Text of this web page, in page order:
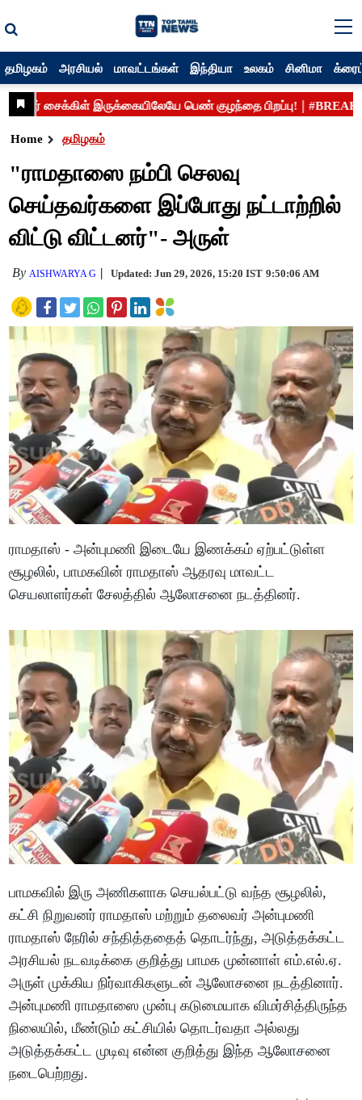
தமிழகம் அரசியல் மாவட்டங்கள் இந்தியா உலகம் சினிமா
Home தமிழகம்
"ராமதாஸை நம்பி செலவு
செய்தவர்களை இப்போது நட்டாற்றில்
விட்டு விட்டனர்"- அருள்
By AISHWARYA G Updated: Jun 29, 2026, 15:20 IST 9:50:06 AM
ராமதாஸ் - அன்புமணி இடையே இணக்கம் ஏற்பட்டுள்ள
சூழலில், பாமகவின் ராமதாஸ் ஆதரவு மாவட்ட
செயலாளர்கள் சேலத்தில் ஆலோசனை நடத்தினர்.
பாமகவில் இரு அணிகளாக செயல்பட்டு வந்த சூழலில்,
கட்சி நிறுவனர் ராமதாஸ் மற்றும் தலைவர் அன்புமணி
ராமதாஸ் நேரில் சந்தித்ததைத் தொடர்ந்து, அடுத்தக்கட்ட
அரசியல் நடவடிக்கை குறித்து பாமக முன்னாள் எம்.எல்.ஏ.
அருள் முக்கிய நிர்வாகிகளுடன் ஆலோசனை நடத்தினார்.
அன்புமணி ராமதாஸை முன்பு கடுமையாக விமர்சித்திருந்த
நிலையில், மீண்டும் கட்சியில் தொடர்வதா அல்லது
அடுத்தக்கட்ட முடிவு என்ன குறித்து இந்த ஆலோசனை
நடைபெற்றது.